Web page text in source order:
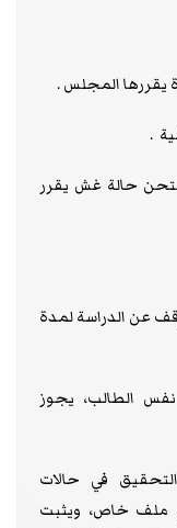
حالة غش يقرر
عن الدراسة لمدة
نفس الطالب، يجوز
في حالات
ملف خاص، ويثبت